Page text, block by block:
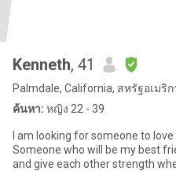
Kenneth, 41
Palmdale, California, สหรัฐอเมริก
ค้นหา: หญิง 22 - 39
I am looking for someone to
Someone who will be my best
and give each other strength